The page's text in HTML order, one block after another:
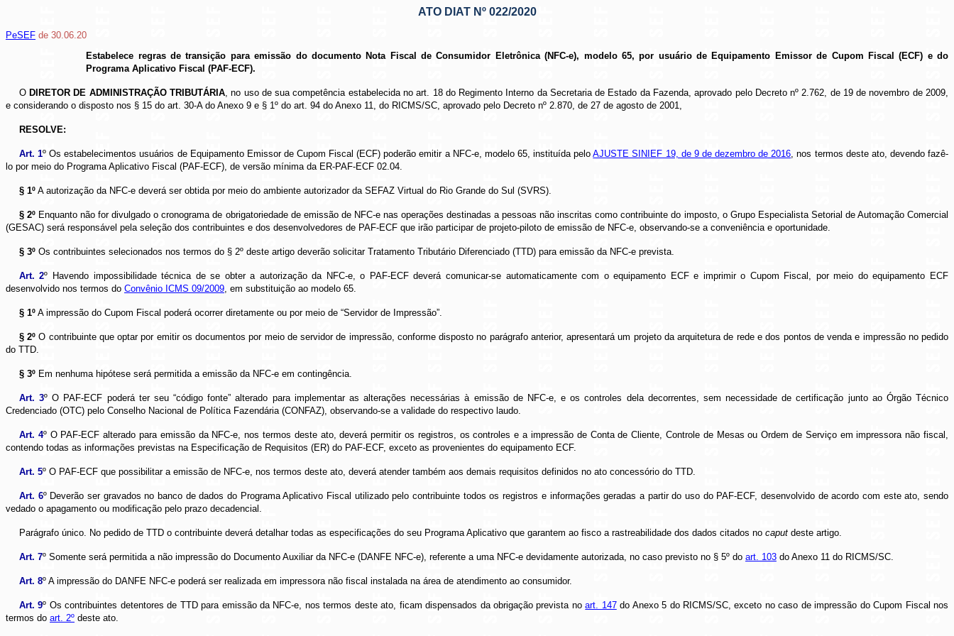
ATO DIAT Nº 022/2020
PeSEF de 30.06.20
Estabelece regras de transição para emissão do documento Nota Fiscal de Consumidor Eletrônica (NFC-e), modelo 65, por usuário de Equipamento Emissor de Cupom Fiscal (ECF) e do
Programa Aplicativo Fiscal (PAF-ECF).
ODIRETOR DE ADMINISTRAÇÃO TRIBUTÁRIA, no uso de sua competência estabelecida no art. 18 do Regimento Interno da Secretaria de Estado da Fazenda, aprovado pelo Decreto nº 2.762, de 19 de novembro de 2009,
e considerando o disposto nos § 15 do art. 30-A do Anexo 9 e § 1º do art. 94 do Anexo 11, do RICMS/SC, aprovado pelo Decreto nº 2.870, de 27 de agosto de 2001,
RESOLVE:
Art. 1º Os estabelecimentos usuários de Equipamento Emissor de Cupom Fiscal (ECF) poderão emitir a NFC-e, modelo 65, instituída peloAJUSTE SINIEF 19, de 9 de dezembro de 2016, nos termos deste ato, devendo fazê-
lo por meio do Programa Aplicativo Fiscal (PAF-ECF), de versão mínima da ER-PAF-ECF 02.04.
§ 1ºA autorização da NFC-e deverá ser obtida por meio do ambiente autorizador da SEFAZ Virtual do Rio Grande do Sul (SVRS).
§ 2º Enquanto não for divulgado o cronograma de obrigatoriedade de emissão de NFC-e nas operações destinadas a pessoas não inscritas como contribuinte do imposto, o Grupo Especialista Setorial de Automação Comercial
(GESAC) será responsável pela seleção dos contribuintes e dos desenvolvedores de PAF-ECF que irão participar de projeto-piloto de emissão de NFC-e, observando-se a conveniência e oportunidade.
§ 3ºOs contribuintes selecionados nos termos do § 2º deste artigo deverão solicitar Tratamento Tributário Diferenciado (TTD) para emissão da NFC-e prevista.
Art. 2º Havendo impossibilidade técnica de se obter a autorização da NFC-e, o PAF-ECF deverá comunicar-se automaticamente com o equipamento ECF e imprimir o Cupom Fiscal, por meio do equipamento ECF
desenvolvido nos termos do Convênio ICMS 09/2009, em substituição ao modelo 65.
§ 1ºA impressão do Cupom Fiscal poderá ocorrer diretamente ou por meio de “Servidor de Impressão”.
§ 2º O contribuinte que optar por emitir os documentos por meio de servidor de impressão, conforme disposto no parágrafo anterior, apresentará um projeto da arquitetura de rede e dos pontos de venda e impressão no pedido
do TTD.
§ 3ºEm nenhuma hipótese será permitida a emissão da NFC-e em contingência.
Art. 3º O PAF-ECF poderá ter seu “código fonte” alterado para implementar as alterações necessárias à emissão de NFC-e, e os controles dela decorrentes, sem necessidade de certificação junto ao Órgão Técnico
Credenciado (OTC) pelo Conselho Nacional de Política Fazendária (CONFAZ), observando-se a validade do respectivo laudo.
Art. 4º O PAF-ECF alterado para emissão da NFC-e, nos termos deste ato, deverá permitir os registros, os controles e a impressão de Conta de Cliente, Controle de Mesas ou Ordem de Serviço em impressora não fiscal,
contendo todas as informações previstas na Especificação de Requisitos (ER) do PAF-ECF, exceto as provenientes do equipamento ECF.
Art. 5º O PAF-ECF que possibilitar a emissão de NFC-e, nos termos deste ato, deverá atender também aos demais requisitos definidos no ato concessório do TTD.
Art. 6º Deverão ser gravados no banco de dados do Programa Aplicativo Fiscal utilizado pelo contribuinte todos os registros e informações geradas a partir do uso do PAF-ECF, desenvolvido de acordo com este ato, sendo
vedado o apagamento ou modificação pelo prazo decadencial.
Parágrafo único. No pedido de TTD o contribuinte deverá detalhar todas as especificações do seu Programa Aplicativo que garantem ao fisco a rastreabilidade dos dados citados no caput deste artigo.
Art. 7º Somente será permitida a não impressão do Documento Auxiliar da NFC-e (DANFE NFC-e), referente a uma NFC-e devidamente autorizada, no caso previsto no § 5º do art. 103do Anexo 11 do RICMS/SC.
Art. 8º A impressão do DANFE NFC-e poderá ser realizada em impressora não fiscal instalada na área de atendimento ao consumidor.
Art. 9º Os contribuintes detentores de TTD para emissão da NFC-e, nos termos deste ato, ficam dispensados da obrigação prevista noart. 147do Anexo 5 do RICMS/SC, exceto no caso de impressão do Cupom Fiscal nos
termos do art. 2º deste ato.